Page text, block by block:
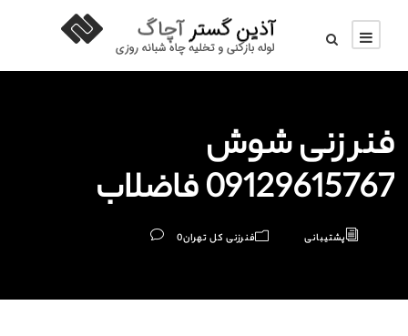
فنر زنی شوش
09129615767 فاضلاب
پشتیبانی فنرزنی کل تهران0